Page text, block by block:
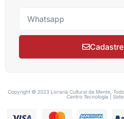
Copyright © 2023 Livraria Cultural da Mente,
Centro Tecnologia |